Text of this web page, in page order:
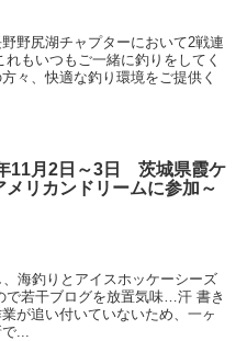
野尻湖チャプターにおいて2戦連
もいつもご一緒に釣りをしてく
々、快適な釣り環境をご提供く
11月2日～3日 茨城県霞ケ
メリカンドリームに参加～
海釣りとアイスホッケーシーズ
で若干ブログを放置気味…汗 書き
が追い付いていないため、一ヶ
...